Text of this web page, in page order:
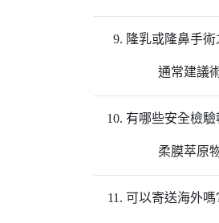
隆乳或隆鼻手
通常建議
有哪些安全檢
柔膜萃原
可以寄送海外嗎